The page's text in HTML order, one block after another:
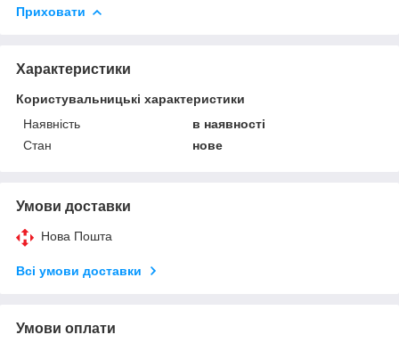
Приховати
Характеристики
Користувальницькі характеристики
Наявність
в наявності
Стан
нове
Умови доставки
Нова Пошта
Всі умови доставки
Умови оплати